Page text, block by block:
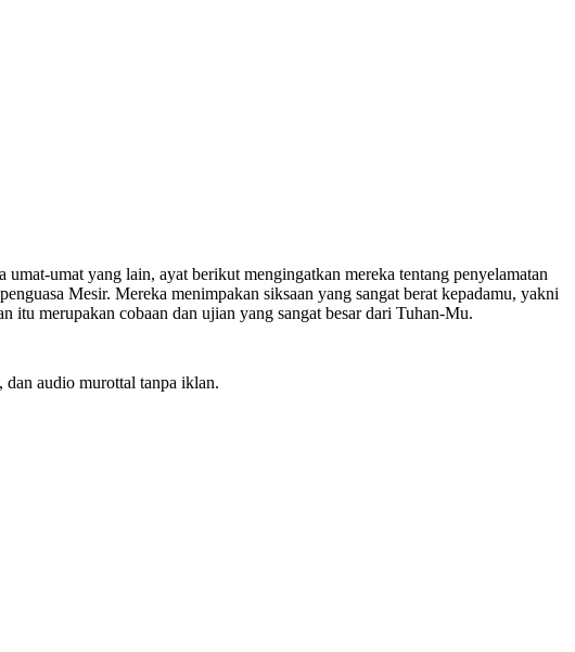
umat yang lain, ayat berikut mengingatkan mereka tentang penyelamatan
Mesir. Mereka menimpakan siksaan yang sangat berat kepadamu, yakni
merupakan cobaan dan ujian yang sangat besar dari Tuhan-Mu.
audio murottal tanpa iklan.